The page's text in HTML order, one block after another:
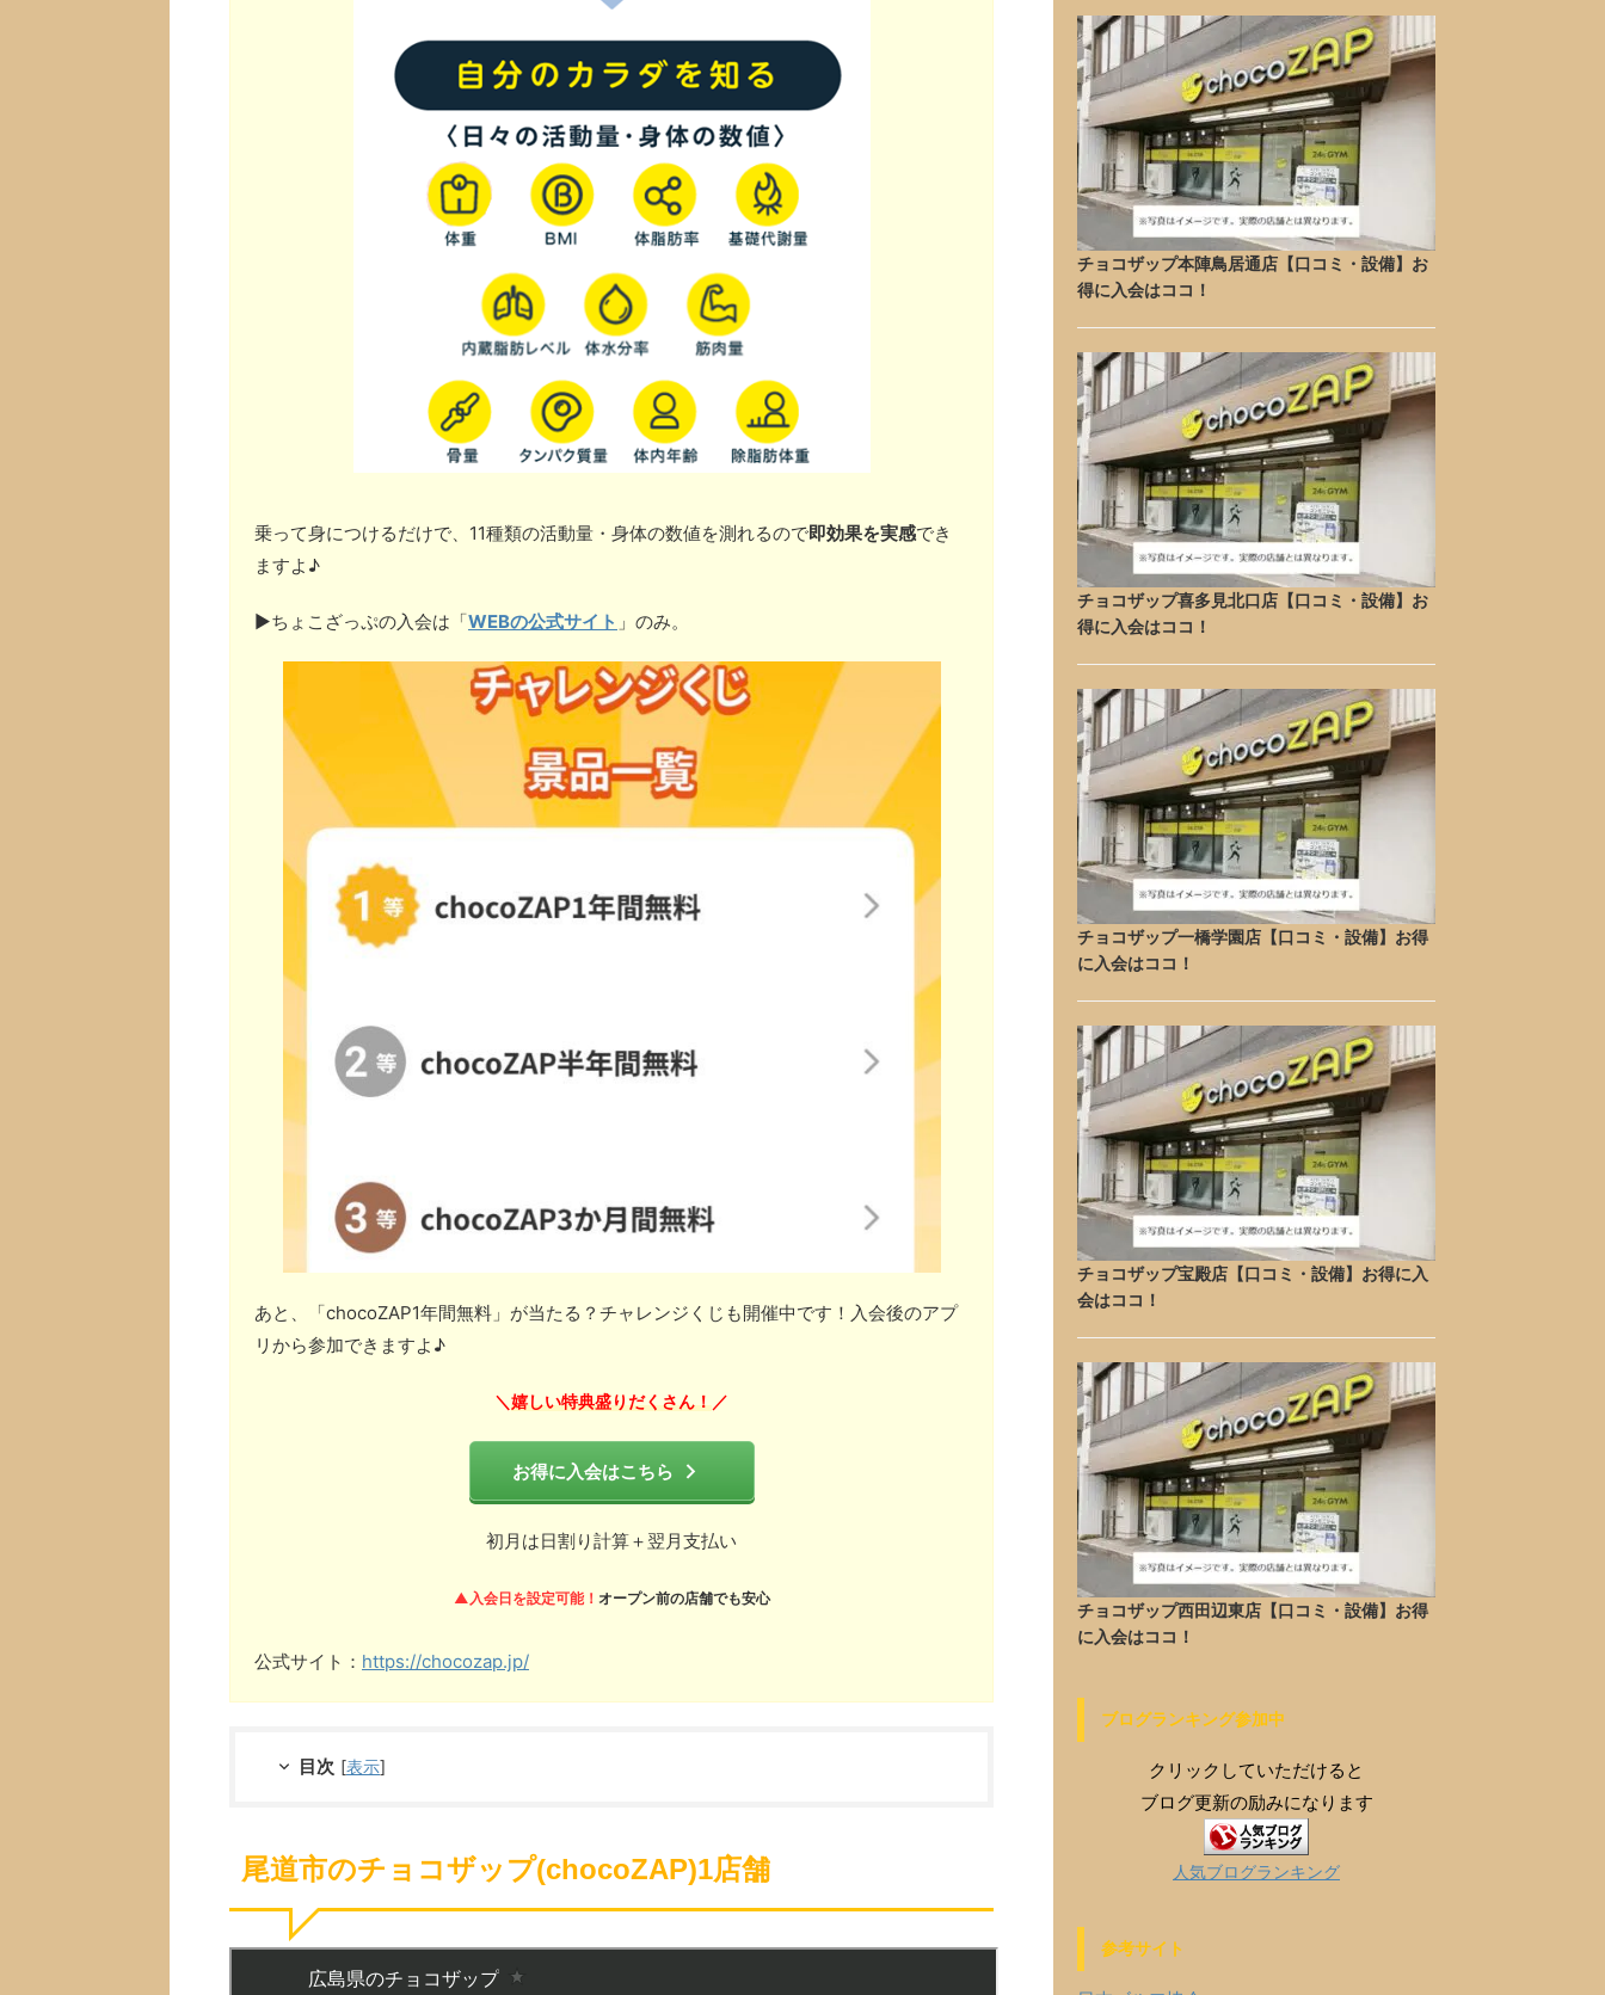
乗って身につけるだけで、11種類の活動量・身体の数値を測れるので即効果を実感でき
ますよ♪
▶︎ちょこざっぷの入会は「WEBの公式サイト 」のみ。
あと、「chocoZAP1年間無料」が当たる？チャレンジくじも開催中です！入会後のアプ
リから参加できますよ♪
＼ 嬉しい特典盛りだくさん！ ／
お得に入会はこちら
初月は日割り計算＋翌月支払い
▲入会日を設定可能！ オープン前の店舗でも安心
公式サイト： https://chocozap.jp/
目次 [表示]
尾道市のチョコザップ(chocoZAP)1店舗
チョコザップ本陣鳥居通店【口コミ・設備】お
得に入会はココ！
チョコザップ喜多見北口店【口コミ・設備】お
得に入会はココ！
チョコザップ一橋学園店【口コミ・設備】お得
に入会はココ！
チョコザップ宝殿店【口コミ・設備】お得に入
会はココ！
チョコザップ西田辺東店【口コミ・設備】お得
に入会はココ！
ブログランキング参加中
クリックしていただけると
ブログ更新の励みになります
人気ブログランキング
参考サイト